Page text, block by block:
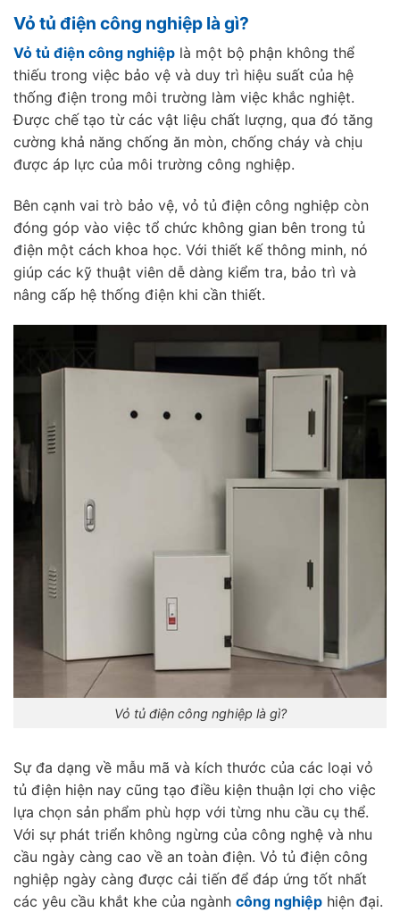
Vỏ tủ điện công nghiệp là gì?
Vỏ tủ điện công nghiệp là một bộ phận không thể
thiếu trong việc bảo vệ và duy trì hiệu suất của hệ
thống điện trong môi trường làm việc khắc nghiệt.
Được chế tạo từ các vật liệu chất lượng, qua đó tăng
cường khả năng chống ăn mòn, chống cháy và chịu
được áp lực của môi trường công nghiệp.
Bên cạnh vai trò bảo vệ, vỏ tủ điện công nghiệp còn
đóng góp vào việc tổ chức không gian bên trong tủ
điện một cách khoa học. Với thiết kế thông minh, nó
giúp các kỹ thuật viên dễ dàng kiểm tra, bảo trì và
nâng cấp hệ thống điện khi cần thiết.
Vỏ tủ điện công nghiệp là gì?
Sự đa dạng về mẫu mã và kích thước của các loại vỏ
tủ điện hiện nay cũng tạo điều kiện thuận lợi cho việc
lựa chọn sản phẩm phù hợp với từng nhu cầu cụ thể.
Với sự phát triển không ngừng của công nghệ và nhu
cầu ngày càng cao về an toàn điện. Vỏ tủ điện công
nghiệp ngày càng được cải tiến để đáp ứng tốt nhất
các yêu cầu khắt khe của ngành công nghiệp hiện đại.